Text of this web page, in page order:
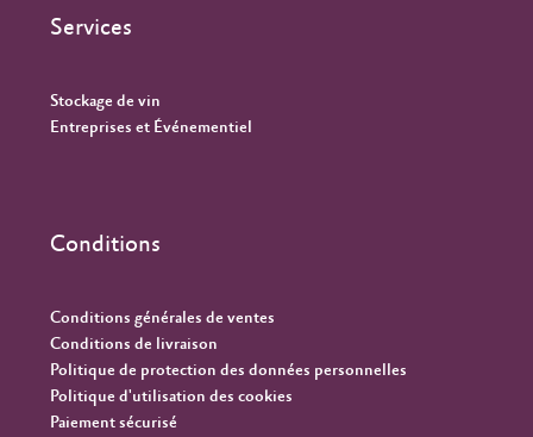
Services
Stockage de vin
Entreprises et Événementiel
Conditions
Conditions générales de ventes
Conditions de livraison
Politique de protection des données personnelles
Politique d'utilisation des cookies
Paiement sécurisé